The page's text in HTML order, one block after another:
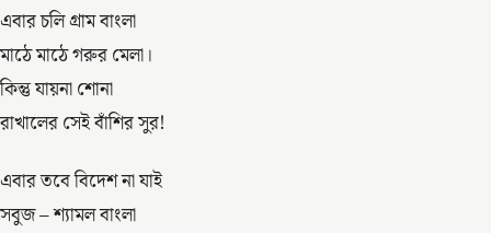
এবার চলি গ্রাম বাংলা
মাঠে মাঠে গরুর মেলা।
কিন্তু যায়না শোনা
রাখালের সেই বাঁশির সুর!
এবার তবে বিদেশ না যাই
সবুজ – শ্যামল বাংলা